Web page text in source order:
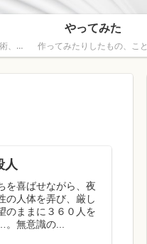
ノンフィクション、仕事術、文芸以外の本
やってみた
作ってみたりしたもの、こと
人
を喜ばせながら、夜
の人体を弄び、厳し
のままに３６０人を
無意識の...